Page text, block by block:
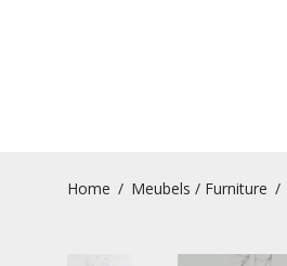
Home / Meubels / Furniture /